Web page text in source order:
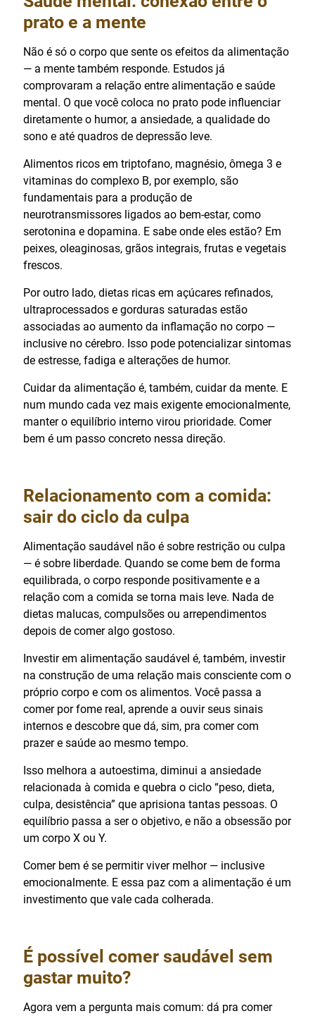
prato e a mente
Não é só o corpo que sente os efeitos da alimentação
— a mente também responde. Estudos já
comprovaram a relação entre alimentação e saúde
mental. O que você coloca no prato pode influenciar
diretamente o humor, a ansiedade, a qualidade do
sono e até quadros de depressão leve.
Alimentos ricos em triptofano, magnésio, ômega 3 e
vitaminas do complexo B, por exemplo, são
fundamentais para a produção de
neurotransmissores ligados ao bem-estar, como
serotonina e dopamina. E sabe onde eles estão? Em
peixes, oleaginosas, grãos integrais, frutas e vegetais
frescos.
Por outro lado, dietas ricas em açúcares refinados,
ultraprocessados e gorduras saturadas estão
associadas ao aumento da inflamação no corpo —
inclusive no cérebro. Isso pode potencializar sintomas
de estresse, fadiga e alterações de humor.
Cuidar da alimentação é, também, cuidar da mente. E
num mundo cada vez mais exigente emocionalmente,
manter o equilíbrio interno virou prioridade. Comer
bem é um passo concreto nessa direção.
Relacionamento com a comida:
sair do ciclo da culpa
Alimentação saudável não é sobre restrição ou culpa
— é sobre liberdade. Quando se come bem de forma
equilibrada, o corpo responde positivamente e a
relação com a comida se torna mais leve. Nada de
dietas malucas, compulsões ou arrependimentos
depois de comer algo gostoso.
Investir em alimentação saudável é, também, investir
na construção de uma relação mais consciente com o
próprio corpo e com os alimentos. Você passa a
comer por fome real, aprende a ouvir seus sinais
internos e descobre que dá, sim, pra comer com
prazer e saúde ao mesmo tempo.
Isso melhora a autoestima, diminui a ansiedade
relacionada à comida e quebra o ciclo “peso, dieta,
culpa, desistência” que aprisiona tantas pessoas. O
equilíbrio passa a ser o objetivo, e não a obsessão por
um corpo X ou Y.
Comer bem é se permitir viver melhor — inclusive
emocionalmente. E essa paz com a alimentação é um
investimento que vale cada colherada.
É possível comer saudável sem
gastar muito?
Agora vem a pergunta mais comum: dá pra comer